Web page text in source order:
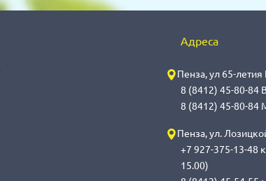
Адреса
Пенза, ул 65-
8 (8412) 45-80-84
8 (8412) 45-80-84
Пенза, ул.
+7 927-375-13-48
15.00)